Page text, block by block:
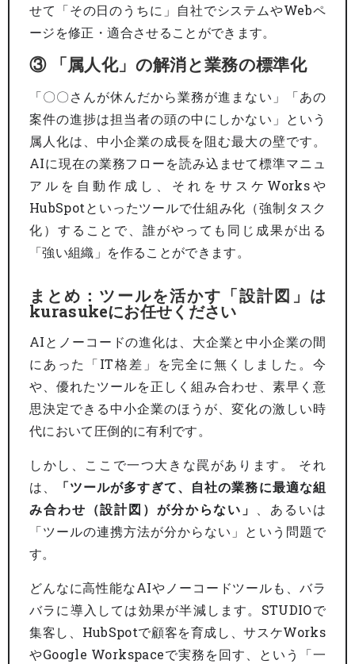
せて「その日のうちに」自社でシステムやWebペ
ージを修正・適合させることができます。
③ 「属人化」の解消と業務の標準化
「〇〇さんが休んだから業務が進まない」「あの
案件の進捗は担当者の頭の中にしかない」という
属人化は、中小企業の成長を阻む最大の壁です。
AIに現在の業務フローを読み込ませて標準マニュ
アルを自動作成し、それをサスケWorksや
HubSpotといったツールで仕組み化（強制タスク
化）することで、誰がやっても同じ成果が出る
「強い組織」を作ることができます。
まとめ：ツールを活かす「設計図」は
kurasukeにお任せください
AIとノーコードの進化は、大企業と中小企業の間
にあった「IT格差」を完全に無くしました。今
や、優れたツールを正しく組み合わせ、素早く意
思決定できる中小企業のほうが、変化の激しい時
代において圧倒的に有利です。
しかし、ここで一つ大きな罠があります。 それ
は、
「ツールが多すぎて、自社の業務に最適な組
み合わせ（設計図）が分からない」 、あるいは
「ツールの連携方法が分からない」という問題で
す。
どんなに高性能なAIやノーコードツールも、バラ
バラに導入しては効果が半減します。STUDIOで
集客し、HubSpotで顧客を育成し、サスケWorks
やGoogle Workspaceで実務を回す、という「一